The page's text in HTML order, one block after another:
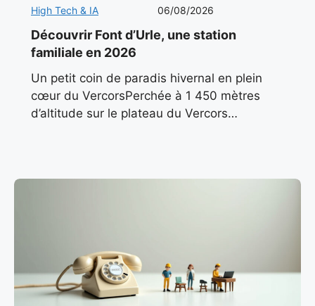
High Tech & IA 06/08/2026
Découvrir Font d’Urle, une station
familiale en 2026
Un petit coin de paradis hivernal en plein
cœur du VercorsPerchée à 1 450 mètres
d’altitude sur le plateau du Vercors